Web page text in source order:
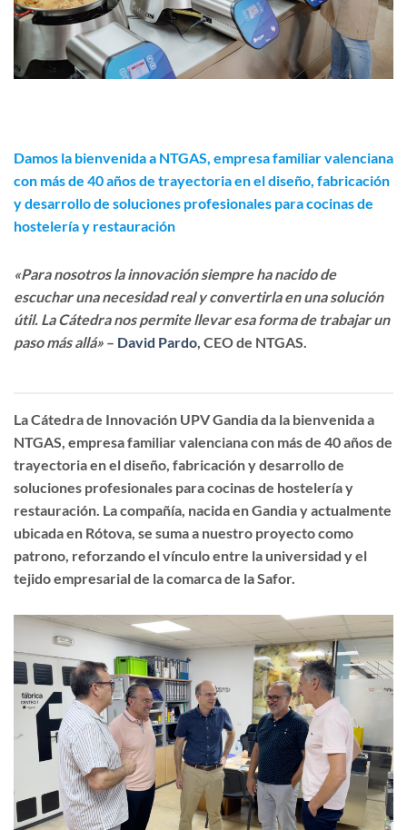
Damos la bienvenida a NTGAS , empresa familiar valenciana
con más de 40 años de trayectoria en el diseño, fabricación
y desarrollo de soluciones profesionales para cocinas de
hostelería y restauración
«Para nosotros la innovación siempre ha nacido de
escuchar una necesidad real y convertirla en una solución
útil. La Cátedra nos permite llevar esa forma de trabajar un
paso más allá» – David Pardo , CEO de NTGAS.
La Cátedra de Innovación UPV Gandia da la bienvenida a
NTGAS , empresa familiar valenciana con más de 40 años de
trayectoria en el diseño, fabricación y desarrollo de
soluciones profesionales para cocinas de hostelería y
restauración. La compañía, nacida en Gandia y actualmente
ubicada en Rótova, se suma a nuestro proyecto como
patrono, reforzando el vínculo entre la universidad y el
tejido empresarial de la comarca de la Safor.